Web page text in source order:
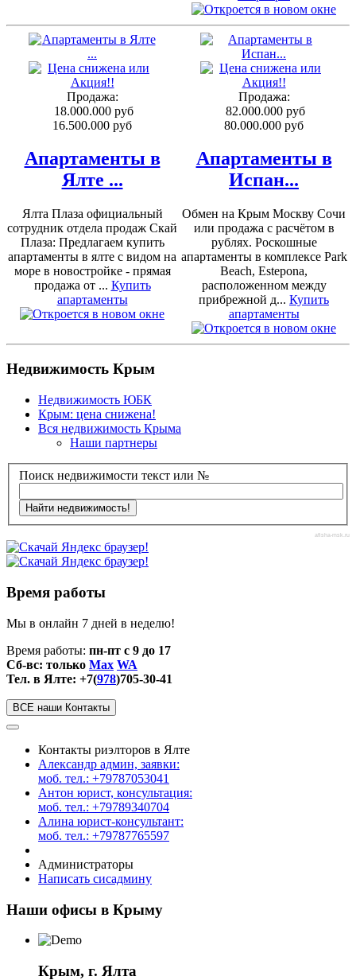
Продажа:
18.000.000 руб
16.500.000 руб
Апартаменты в
Ялте ...
Ялта Плаза официальный
сотрудник отдела продаж Скай
Плаза: Предлагаем купить
апартаменты в ялте с видом на
море в новостройке - прямая
продажа от ... Купить
апартаменты
Продажа:
82.000.000 руб
80.000.000 руб
Апартаменты в
Испан...
Обмен на Крым Москву Сочи
или продажа с расчётом в
рублях. Роскошные
апартаменты в комплексе Park
Beach, Estepona,
расположенном между
прибрежной д... Купить
апартаменты
Недвижимость Крым
Недвижимость ЮБК
Крым: цена снижена!
Вся недвижимость Крыма
Наши партнеры
Поиск недвижимости текст или №
afisha-msk.ru
Время работы
Мы в онлайн 7 дней в неделю!
Время работы: пн-пт с 9 до 17
Сб-вс: только Max WA
Тел. в Ялте: +7(978)705-30-41
ВСЕ наши Контакты
Контакты риэлторов в Ялте
Александр админ, заявки:
моб. тел.: +79787053041
Антон юрист, консультация:
моб. тел.: +79789340704
Алина юрист-консультант:
моб. тел.: +79787765597
Администраторы
Написать сисадмину
Наши офисы в Крыму
Крым, г. Ялта